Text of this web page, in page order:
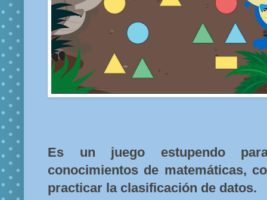
Es un juego estupendo
conocimientos de matemáticas,
practicar la clasificación de datos.